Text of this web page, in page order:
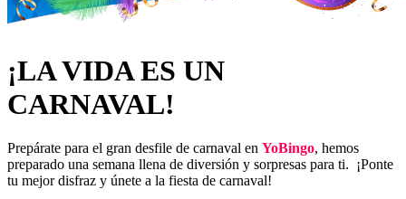
¡LA VIDA ES UN
CARNAVAL!
Prepárate para el gran desfile de carnaval en YoBingo, hemos
preparado una semana llena de diversión y sorpresas para ti. ¡Ponte
tu mejor disfraz y únete a la fiesta de carnaval!